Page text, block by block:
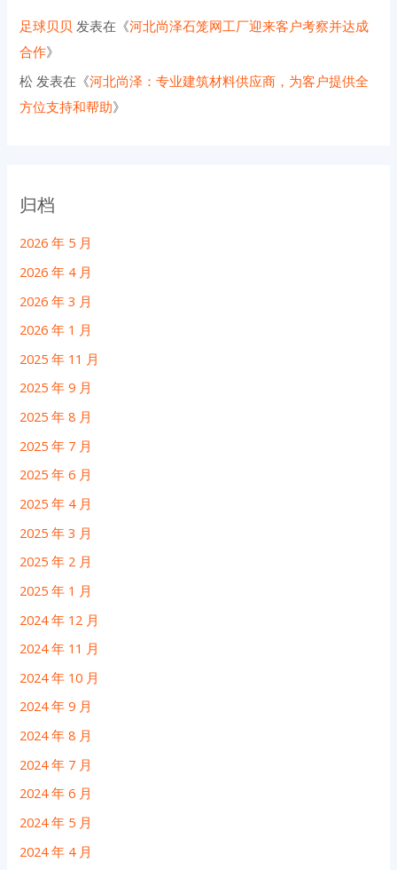
足球贝贝 发表在《河北尚泽石笼网工厂迎来客户考察并达成
合作》
松 发表在《河北尚泽：专业建筑材料供应商，为客户提供全
方位支持和帮助》
归档
2026 年 5 月
2026 年 4 月
2026 年 3 月
2026 年 1 月
2025 年 11 月
2025 年 9 月
2025 年 8 月
2025 年 7 月
2025 年 6 月
2025 年 4 月
2025 年 3 月
2025 年 2 月
2025 年 1 月
2024 年 12 月
2024 年 11 月
2024 年 10 月
2024 年 9 月
2024 年 8 月
2024 年 7 月
2024 年 6 月
2024 年 5 月
2024 年 4 月